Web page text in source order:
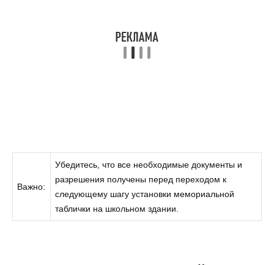
Важно:
Убедитесь, что все необходимые документы и
разрешения получены перед переходом к
следующему шагу установки мемориальной
таблички на школьном здании.